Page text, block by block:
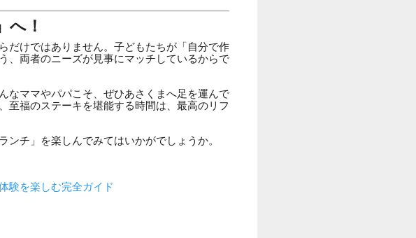
へ！
だけではありません。子どもたちが「自分で作
、両者のニーズが見事にマッチしているからで
なママやパパこそ、ぜひあさくまへ足を運んで
至福のステーキを堪能する時間は、最高のリフ
チ」を楽しんでみてはいかがでしょうか。
験を楽しむ完全ガイド